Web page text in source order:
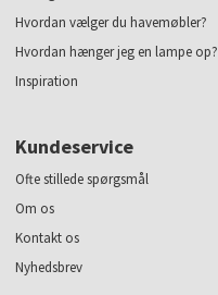
Hvordan vælger du havemøbler?
Hvordan hænger jeg en lampe op?
Inspiration
Kundeservice
Ofte stillede spørgsmål
Om os
Kontakt os
Nyhedsbrev